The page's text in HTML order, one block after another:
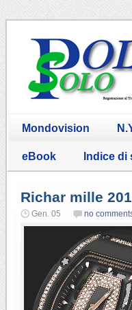
Mondovision
eBook Indice
Richar mille
Gen. 05 no